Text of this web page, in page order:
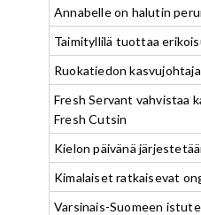
Annabelle on halutin
Taimityllilä tuottaa
Ruokatiedon
Fresh Servant vahvistaa
Fresh Cutsin
Kielon päivänä
Kimalaiset ratkaisevat
Varsinais-Suomeen